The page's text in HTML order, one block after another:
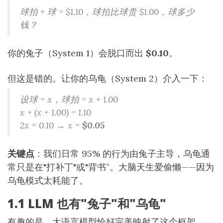
球拍 + 球 = $1.10，球拍比球贵 $1.00，球多少
钱？
你的兔子（System 1）会脱口而出 $0.10。
但这是错的。让你的乌龟（System 2）介入一下：
设球 = x，球拍 = x + 1.00
x + (x + 1.00) = 1.10
2x = 0.10 → x = $0.05
关键点 ：我们日常 95% 的行为由兔子主导，乌龟通
常只是在"打补丁"或"背书”。大脑天生爱偷懒——因为
乌龟模式太耗能了。
1.1 LLM 也有"兔子"和"乌龟"